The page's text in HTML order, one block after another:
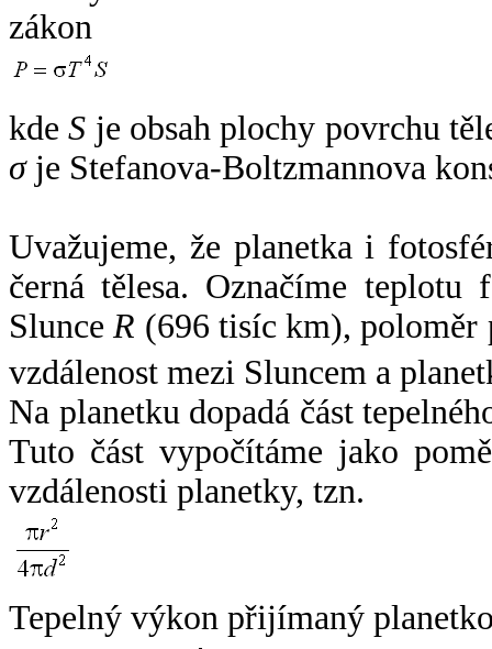
zákon
kdeS je obsah plochy povrchu
σje Stefanova-Boltzmannova
Uvažujeme, že planetka i
černá tělesa. Označíme
SlunceR (696 tisíc km),
vzdálenost mezi Sluncem a
Na planetku dopadá část
Tuto část vypočítáme jako
vzdálenosti planetky, tzn.
Tepelný výkon přijímaný